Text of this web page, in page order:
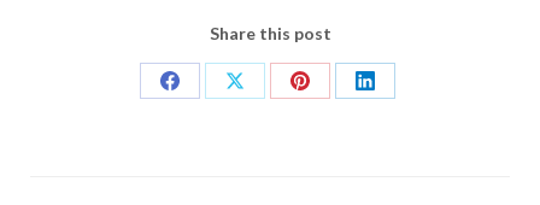
Share this post
Share
Share
Share
Share